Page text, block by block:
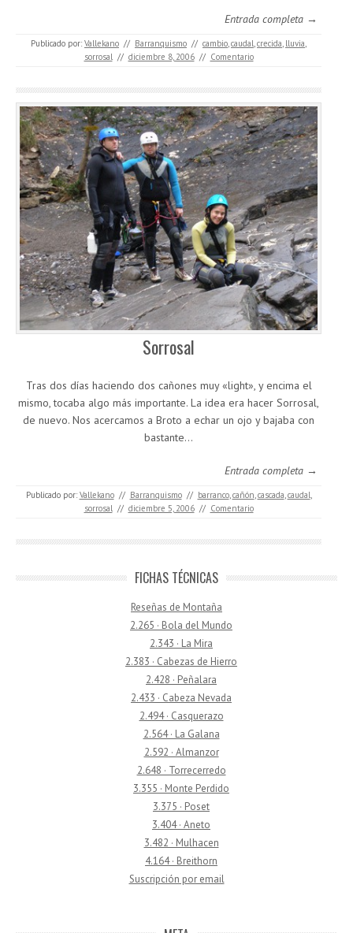
Entrada completa →
Publicado por: Vallekano // Barranquismo // cambio,caudal,crecida, lluvia,
sorrosal // diciembre 8, 2006 // Comentario
Sorrosal
Tras dos días haciendo dos cañones muy «light», y encima el
mismo, tocaba algo más importante. La idea era hacer Sorrosal,
de nuevo. Nos acercamos a Broto a echar un ojo y bajaba con
bastante…
Entrada completa →
Publicado por: Vallekano // Barranquismo // barranco, cañón cascada caudal
sorrosal // diciembre 5, 2006 // Comentario
FICHAS TÉCNICAS
Reseñas de Montaña
2.265 · Bola del Mundo
2.343 · La Mira
2.383 · Cabezas de Hierro
2.428 · Peñalara
2.433 · Cabeza Nevada
2.494 · Casquerazo
2.564 · La Galana
2.592 · Almanzor
2.648 · Torrecerredo
3.355 · Monte Perdido
3.375 · Poset
3.404 · Aneto
3.482 · Mulhacen
4.164 · Breithorn
Suscripción por email